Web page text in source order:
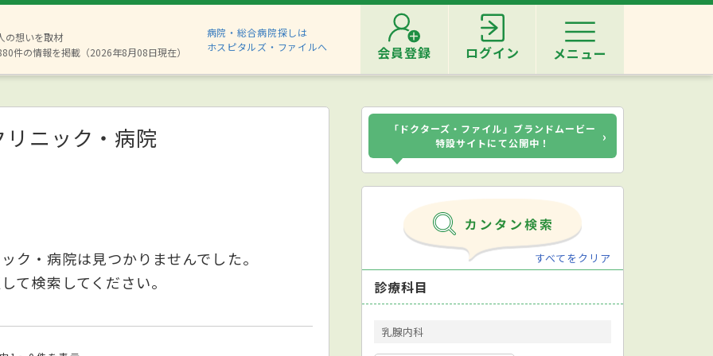
の想いを取材
件の情報を掲載（2026年8月08日現在）
病院・総合病院探しは
ホスピタルズ・ファイルへ
会員登録 ログイン メニュー
リニック・病院
ク・病院は見つかりませんでした。
て検索してください。
「ドクターズ・ファイル」ブランドムービー
特設サイトにて公開中！
›
すべてをクリア
診療科目
乳腺内科